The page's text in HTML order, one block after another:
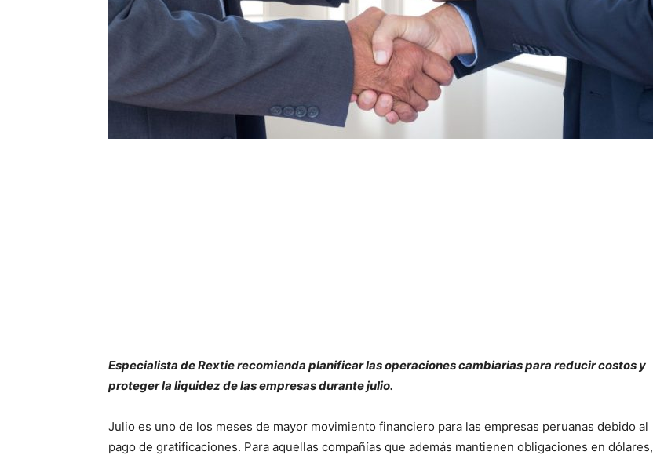
Especialista de Rextie recomienda planificar las operaciones cambiarias para reducir costos y
proteger la liquidez de las empresas durante julio.
Julio es uno de los meses de mayor movimiento financiero para las empresas peruanas debido al
pago de gratificaciones. Para aquellas compañías que además mantienen obligaciones en dólares,